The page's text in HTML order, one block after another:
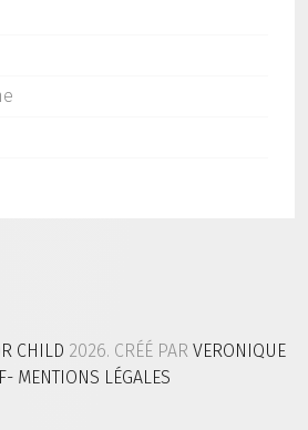
CHILD 2026. CRÉÉ PAR VERONIQUE
- MENTIONS LÉGALES